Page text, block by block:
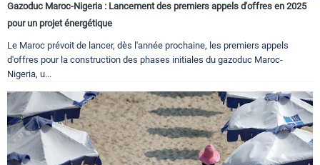
Gazoduc Maroc-Nigeria : Lancement des premiers appels d'offres en 2025
pour un projet énergétique
Le Maroc prévoit de lancer, dès l'année prochaine, les premiers appels
d'offres pour la construction des phases initiales du gazoduc Maroc-
Nigeria, u...